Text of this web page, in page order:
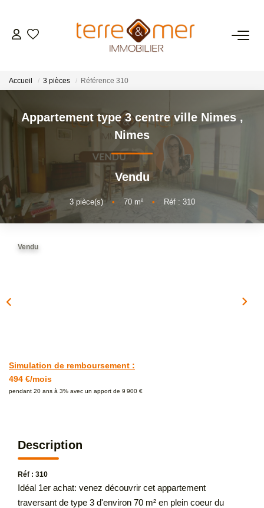
ESTIMATION
GESTION LOCATIVE
NOS AGENCES
Accueil 3 pièces Référence 310
Appartement type 3 centre ville Nimes ,
Nimes
Vendu
3pièce(s) • 70m² • Réf : 310
Vendu
Simulation de remboursement :
494 €/mois
pendant 20 ans à 3% avec un apport de 9 900 €
Description
Réf : 310
Idéal 1er achat: venez découvrir cet appartement
traversant de type 3 d'environ 70 m² en plein coeur du